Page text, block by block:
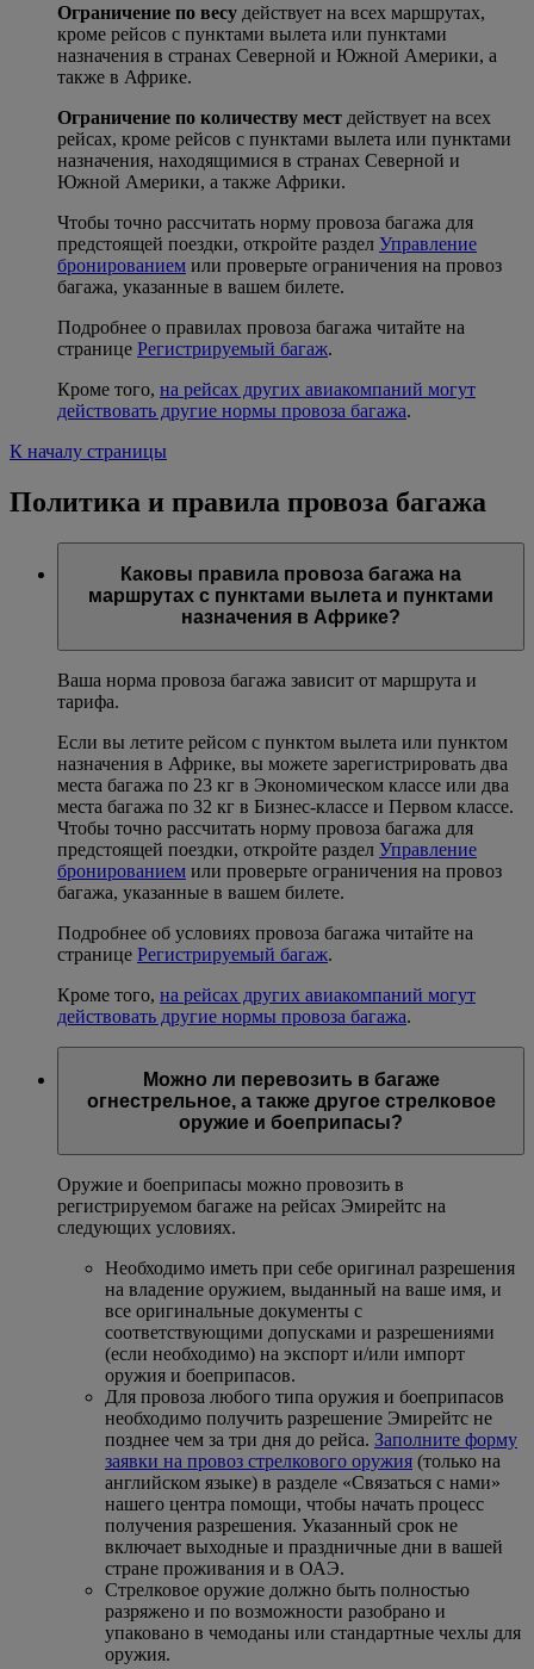
Ограничение по весу действует на всех маршрутах,
кроме рейсов с пунктами вылета или пунктами
назначения в странах Северной и Южной Америки, а
также в Африке.
Ограничение по количеству мест действует на всех
рейсах, кроме рейсов с пунктами вылета или пунктами
назначения, находящимися в странах Северной и
Южной Америки, а также Африки.
Чтобы точно рассчитать норму провоза багажа для
предстоящей поездки, откройте раздел Управление
бронированием или проверьте ограничения на провоз
багажа, указанные в вашем билете.
Подробнее о правилах провоза багажа читайте на
странице Регистрируемый багаж.
Кроме того, на рейсах других авиакомпаний могут
действовать другие нормы провоза багажа.
К началу страницы
Политика и правила провоза багажа
Каковы правила провоза багажа на
маршрутах с пунктами вылета и пунктами
назначения в Африке?
Ваша норма провоза багажа зависит от маршрута и
тарифа.
Если вы летите рейсом с пунктом вылета или пунктом
назначения в Африке, вы можете зарегистрировать два
места багажа по 23 кг в Экономическом классе или два
места багажа по 32 кг в Бизнес-классе и Первом классе.
Чтобы точно рассчитать норму провоза багажа для
предстоящей поездки, откройте раздел Управление
бронированием или проверьте ограничения на провоз
багажа, указанные в вашем билете.
Подробнее об условиях провоза багажа читайте на
странице Регистрируемый багаж.
Кроме того, на рейсах других авиакомпаний могут
действовать другие нормы провоза багажа.
Можно ли перевозить в багаже
огнестрельное, а также другое стрелковое
оружие и боеприпасы?
Оружие и боеприпасы можно провозить в
регистрируемом багаже на рейсах Эмирейтс на
следующих условиях.
Необходимо иметь при себе оригинал разрешения
на владение оружием, выданный на ваше имя, и
все оригинальные документы с
соответствующими допусками и разрешениями
(если необходимо) на экспорт и/или импорт
оружия и боеприпасов.
Для провоза любого типа оружия и боеприпасов
необходимо получить разрешение Эмирейтс не
позднее чем за три дня до рейса. Заполните форму
заявки на провоз стрелкового оружия (только на
английском языке) в разделе «Связаться с нами»
нашего центра помощи, чтобы начать процесс
получения разрешения. Указанный срок не
включает выходные и праздничные дни в вашей
стране проживания и в ОАЭ.
Стрелковое оружие должно быть полностью
разряжено и по возможности разобрано и
упаковано в чемоданы или стандартные чехлы для
оружия.